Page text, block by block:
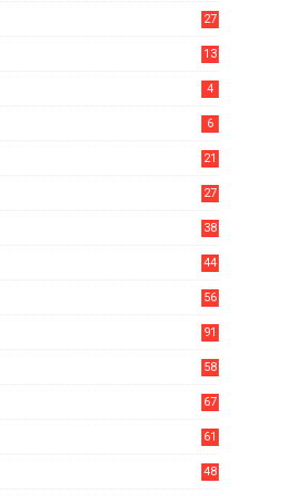
27
13
4
6
21
27
38
44
56
91
58
67
61
48